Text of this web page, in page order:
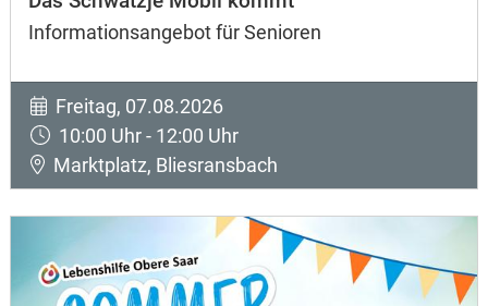
Informationsangebot für Senioren
Freitag, 07.08.2026
10:00 Uhr - 12:00 Uhr
Marktplatz, Bliesransbach